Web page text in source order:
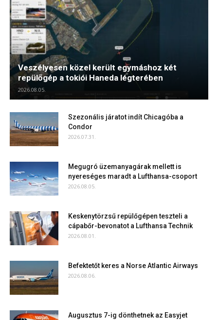
Veszélyesen közel került egymáshoz két
repülőgép a tokiói Haneda légterében
2026.08.05.
Szezonális járatot indít Chicagóba a
Condor
2026.07.31.
Megugró üzemanyagárak mellett is
nyereséges maradt a Lufthansa-csoport
2026.08.05.
Keskenytörzsű repülőgépen teszteli a
cápabőr-bevonatot a Lufthansa Technik
2026.08.01.
Befektetőt keres a Norse Atlantic Airways
2026.08.06.
Augusztus 7-ig dönthetnek az Easyjet